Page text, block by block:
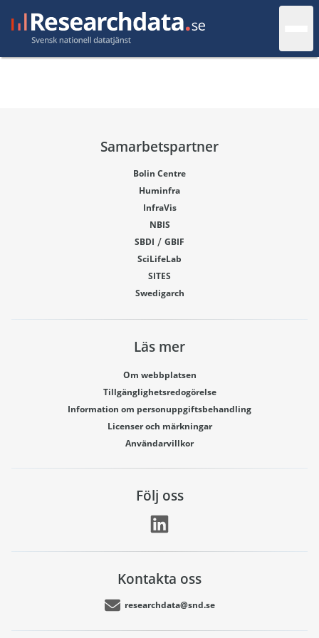
Samarbetspartner
Bolin Centre
Huminfra
InfraVis
NBIS
SBDI / GBIF
SciLifeLab
SITES
Swedigarch
Läs mer
Om webbplatsen
Tillgänglighetsredogörelse
Information om personuppgiftsbehandling
Licenser och märkningar
Användarvillkor
Följ oss
Kontakta oss
researchdata@snd.se